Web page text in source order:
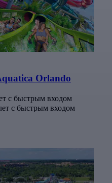
Orlando
с быстрым входом
с быстрым входом